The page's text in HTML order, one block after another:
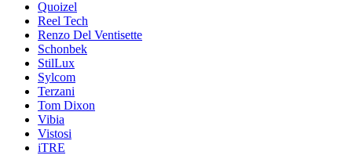
Quoizel
Reel Tech
Renzo Del Ventisette
Schonbek
StilLux
Sylcom
Terzani
Tom Dixon
Vibia
Vistosi
iTRE